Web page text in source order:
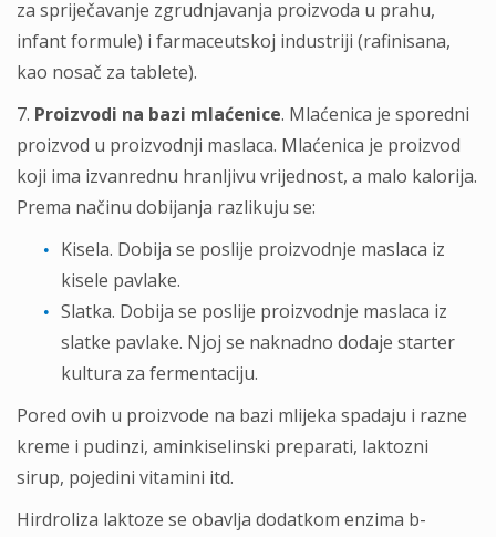
za spriječavanje zgrudnjavanja proizvoda u prahu,
infant formule) i farmaceutskoj industriji (rafinisana,
kao nosač za tablete).
7. Proizvodi na bazi mlaćenice. Mlaćenica je sporedni
proizvod u proizvodnji maslaca. Mlaćenica je proizvod
koji ima izvanrednu hranljivu vrijednost, a malo kalorija.
Prema načinu dobijanja razlikuju se:
Kisela. Dobija se poslije proizvodnje maslaca iz
kisele pavlake.
Slatka. Dobija se poslije proizvodnje maslaca iz
slatke pavlake. Njoj se naknadno dodaje starter
kultura za fermentaciju.
Pored ovih u proizvode na bazi mlijeka spadaju i razne
kreme i pudinzi, aminkiselinski preparati, laktozni
sirup, pojedini vitamini itd.
Hirdroliza laktoze se obavlja dodatkom enzima b-